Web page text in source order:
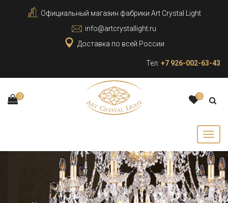
Официальный магазин фабрики Art Crystal Light
info@artcrystallight.ru
Доставка по всей России
Тел: +7 926-002-63-43
0 0